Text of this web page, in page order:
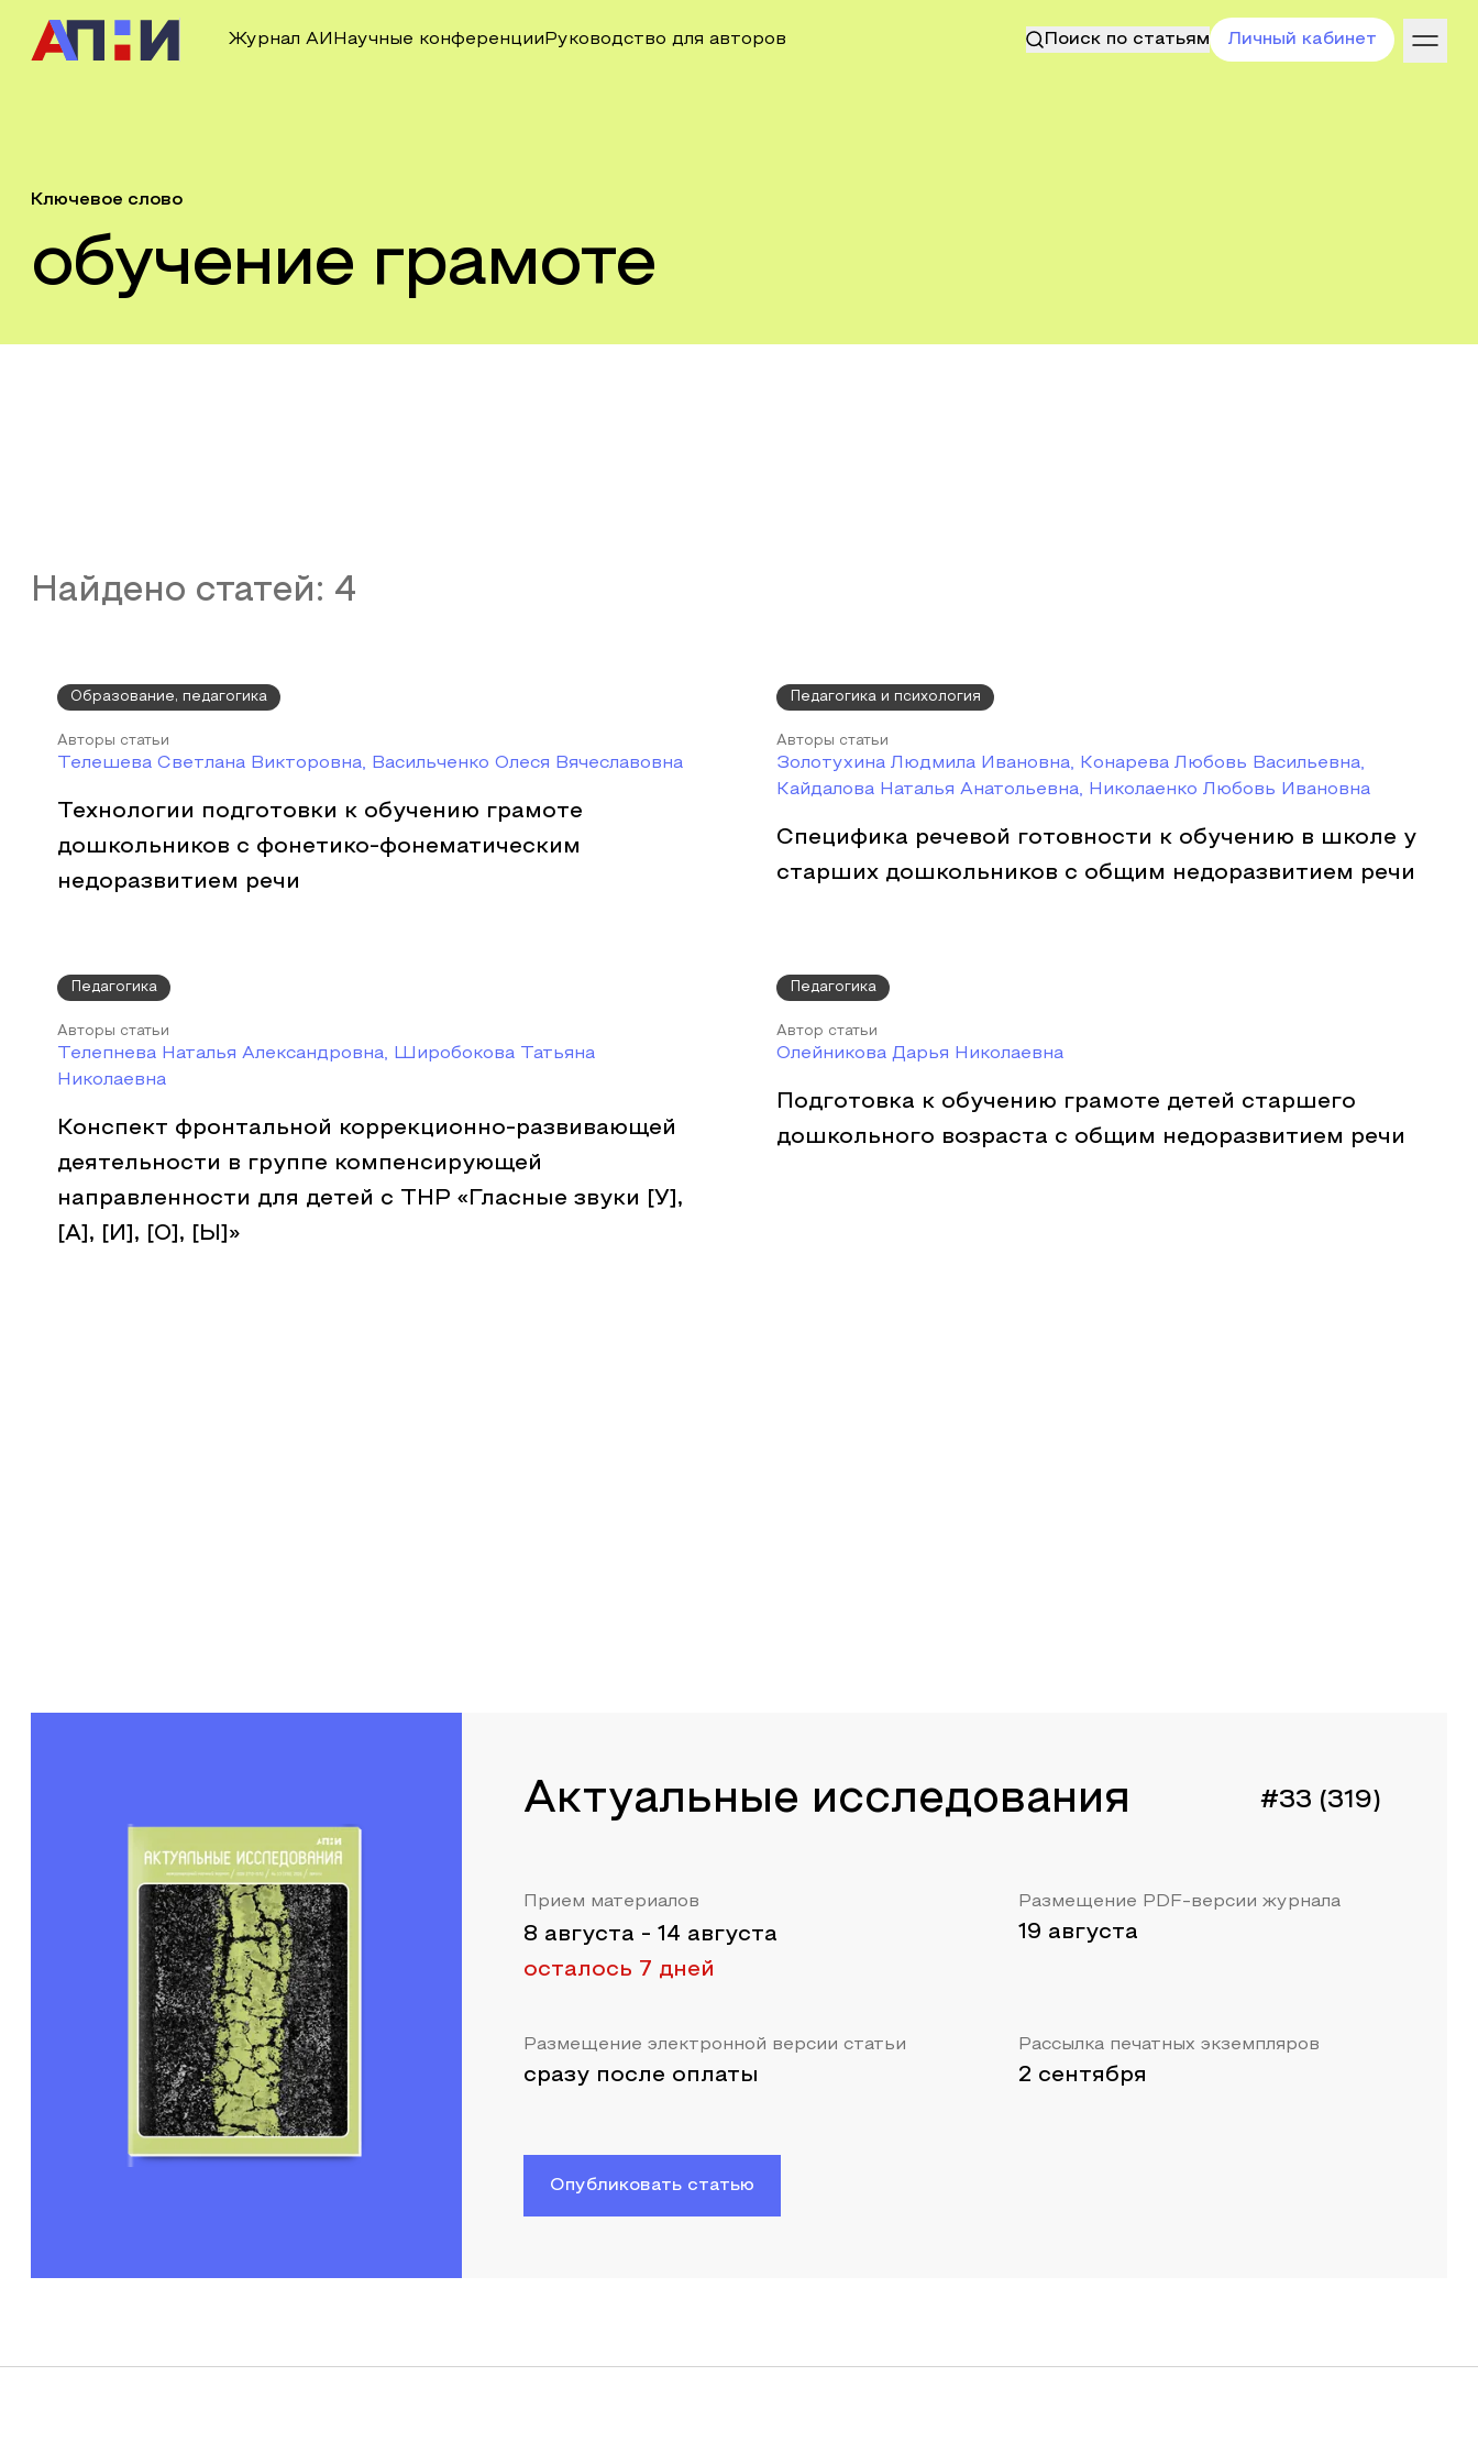
Журнал АИ Научные конференции Руководство для авторов Поиск по статьям Личный кабинет
Ключевое слово
обучение грамоте
Найдено статей: 4
Образование, педагогика
Авторы статьи
Телешева Светлана Викторовна, Васильченко Олеся Вячеславовна
Технологии подготовки к обучению грамоте
дошкольников с фонетико-фонематическим
недоразвитием речи
Педагогика и психология
Авторы статьи
Золотухина Людмила Ивановна, Конарева Любовь Васильевна,
Кайдалова Наталья Анатольевна, Николаенко Любовь Ивановна
Специфика речевой готовности к обучению в школе у
старших дошкольников с общим недоразвитием речи
Педагогика
Авторы статьи
Телепнева Наталья Александровна, Широбокова Татьяна
Николаевна
Конспект фронтальной коррекционно-развивающей
деятельности в группе компенсирующей
направленности для детей с ТНР «Гласные звуки [У],
[А], [И], [О], [Ы]»
Педагогика
Автор статьи
Олейникова Дарья Николаевна
Подготовка к обучению грамоте детей старшего
дошкольного возраста с общим недоразвитием речи
Актуальные исследования #33 (319)
Прием материалов
8 августа - 14 августа
осталось 7 дней
Размещение PDF-версии журнала
19 августа
Размещение электронной версии статьи
сразу после оплаты
Рассылка печатных экземпляров
2 сентября
Опубликовать статью